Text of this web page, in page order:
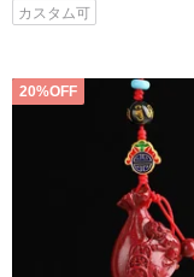
カスタム可
20%OFF